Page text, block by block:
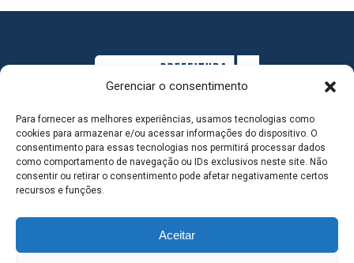
Gerenciar o consentimento
Para fornecer as melhores experiências, usamos tecnologias como
cookies para armazenar e/ou acessar informações do dispositivo. O
consentimento para essas tecnologias nos permitirá processar dados
como comportamento de navegação ou IDs exclusivos neste site. Não
consentir ou retirar o consentimento pode afetar negativamente certos
recursos e funções.
Aceitar
MAPA DO SITE